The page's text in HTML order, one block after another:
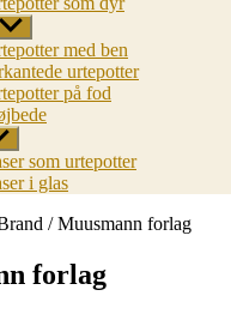
Vis
med ben
urtepotter
på fod
som urtepotter
i glas
/ Muusmann forlag
forlag